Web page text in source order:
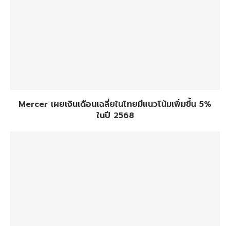
Mercer เผยเงินเดือนเฉลี่ยในไทยมีแนวโน้มเพิ่มขึ้น 5%
ในปี 2568